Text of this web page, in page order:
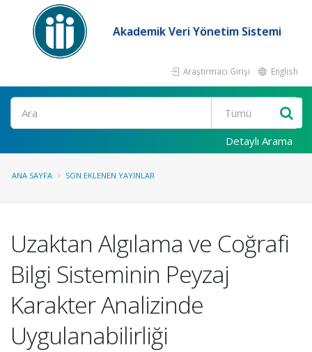
Akademik Veri Yönetim Sistemi
Araştırmacı Girişi English
Ara
Detaylı Arama
ANA SAYFA SON EKLENEN YAYINLAR
Uzaktan Algılama ve Coğrafi
Bilgi Sisteminin Peyzaj
Karakter Analizinde
Uygulanabilirliği